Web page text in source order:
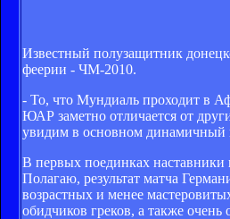
Известный полузащитник
феерии - ЧМ-2010.
- То, что Мундиаль проходит в
ЮАР заметно отличается от
увидим в основном динамичный
В первых поединках наставники
Полагаю, результат матча
возрастных и менее
обидчиков греков, а также